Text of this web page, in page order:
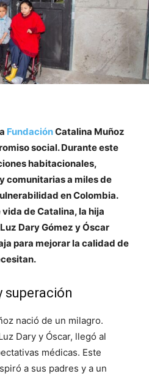
FundaciónCatalina Muñoz
social. Durante este
habitacionales,
comunitarias a miles de
en Colombia.
de Catalina, la hija
Dary Gómez y Óscar
para mejorar la calidad de
superación
nació de un milagro.
Dary y Óscar, llegó al
médicas. Este
a sus padres y a un